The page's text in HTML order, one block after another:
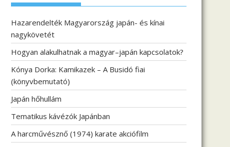
Hazarendelték Magyarország japán- és kínai
nagykövetét
Hogyan alakulhatnak a magyar–japán kapcsolatok?
Kónya Dorka: Kamikazek – A Busidó fiai
(könyvbemutató)
Japán hőhullám
Tematikus kávézók Japánban
A harcművésznő (1974) karate akciófilm